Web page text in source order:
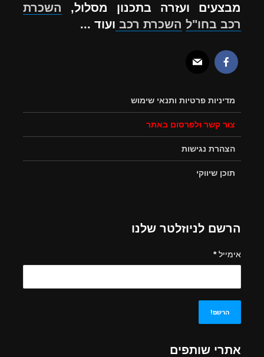
מבצעים ועזרה בתכנון מסלול, השכרת
רכב בחו"ל השכרת רכב ועוד ...
מדיניות פרטיות ותנאי שימוש
צור קשר ולפרסום באתר
הצהרת נגישות
תוכן שיווקי
הרשם לניוזלטר שלנו
אימייל*
אתרי שותפים